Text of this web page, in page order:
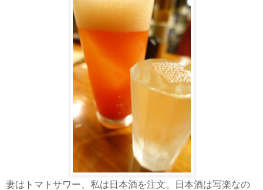
妻はトマトサワー、私は日本酒を注文。日本酒は写楽なの